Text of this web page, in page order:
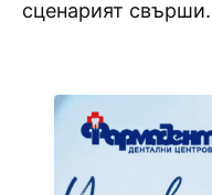
сценарият